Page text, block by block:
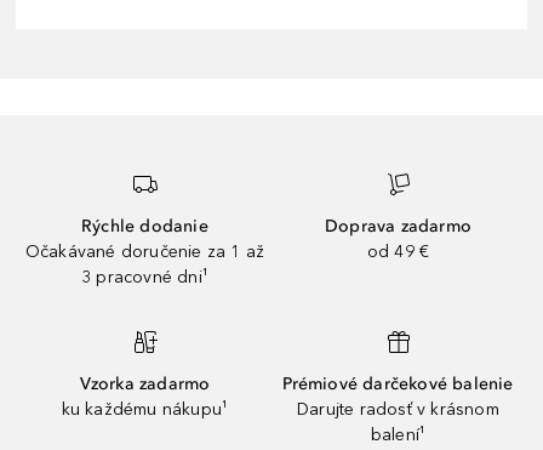
Rýchle dodanie
Očakávané doručenie za 1 až
3 pracovné dni¹
Doprava zadarmo
od 49 €
Vzorka zadarmo
ku každému nákupu¹
Prémiové darčekové balenie
Darujte radosť v krásnom
balení¹